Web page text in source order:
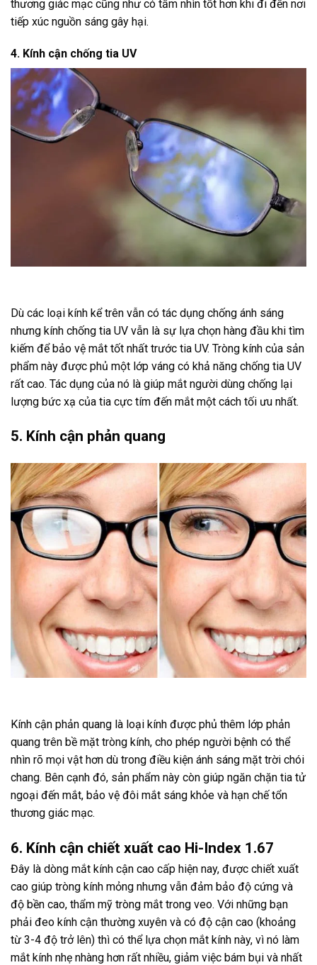
thương giác mạc cũng như có tầm nhìn tốt hơn khi đi đến nơi
tiếp xúc nguồn sáng gây hại.
4. Kính cận chống tia UV
Dù các loại kính kể trên vẫn có tác dụng chống ánh sáng
nhưng kính chống tia UV vẫn là sự lựa chọn hàng đầu khi tìm
kiếm để bảo vệ mắt tốt nhất trước tia UV. Tròng kính của sản
phẩm này được phủ một lớp váng có khả năng chống tia UV
rất cao. Tác dụng của nó là giúp mắt người dùng chống lại
lượng bức xạ của tia cực tím đến mắt một cách tối ưu nhất.
5. Kính cận phản quang
Kính cận phản quang là loại kính được phủ thêm lớp phản
quang trên bề mặt tròng kính, cho phép người bệnh có thể
nhìn rõ mọi vật hơn dù trong điều kiện ánh sáng mặt trời chói
chang. Bên cạnh đó, sản phẩm này còn giúp ngăn chặn tia tử
ngoại đến mắt, bảo vệ đôi mắt sáng khỏe và hạn chế tổn
thương giác mạc.
6. Kính cận chiết xuất cao Hi-Index 1.67
Đây là dòng mắt kính cận cao cấp hiện nay, được chiết xuất
cao giúp tròng kính mỏng nhưng vẫn đảm bảo độ cứng và
độ bền cao, thẩm mỹ tròng mắt trong veo. Với những bạn
phải đeo kính cận thường xuyên và có độ cận cao (khoảng
từ 3-4 độ trở lên) thì có thể lựa chọn mắt kính này, vì nó làm
mắt kính nhẹ nhàng hơn rất nhiều, giảm việc bám bụi và nhất